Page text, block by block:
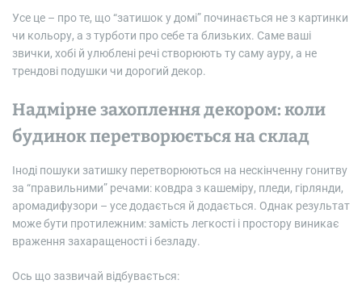
Усе це – про те, що “затишок у домі” починається не з картинки
чи кольору, а з турботи про себе та близьких. Саме ваші
звички, хобі й улюблені речі створюють ту саму ауру, а не
трендові подушки чи дорогий декор.
Надмірне захоплення декором: коли
будинок перетворюється на склад
Іноді пошуки затишку перетворюються на нескінченну гонитву
за “правильними” речами: ковдра з кашеміру, пледи, гірлянди,
аромадифузори – усе додається й додається. Однак результат
може бути протилежним: замість легкості і простору виникає
враження захаращеності і безладу.
Ось що зазвичай відбувається: